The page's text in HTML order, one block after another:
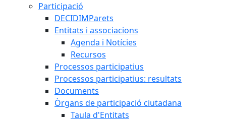
Participació
DECIDIMParets
Entitats i associacions
Agenda i Notícies
Recursos
Processos participatius
Processos participatius: resultats
Documents
Òrgans de participació ciutadana
Taula d'Entitats